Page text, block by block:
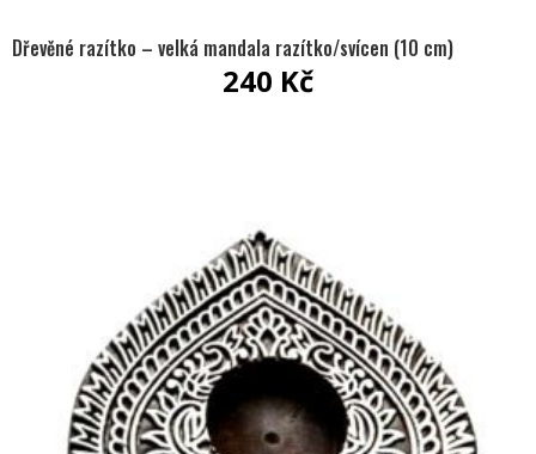
Dřevěné razítko – velká mandala razítko/svícen (10 cm)
240 Kč